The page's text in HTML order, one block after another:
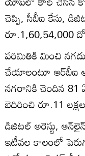
చెప్పి, సీబీఐ కేసు,
రూ.1,60,54,000
పరిమితికి మించి
చేయాలంటూ ఆర్‌బీఐ
నగరానికి చెందిన 81
బెదిరించి రూ.11
డిజిటల్‌ అరెస్టు,
ఇటీవల కాలంలో